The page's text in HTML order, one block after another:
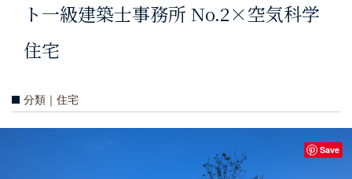
ト一級建築士事務所 No.2×空気科学
住宅
分類｜住宅
Save